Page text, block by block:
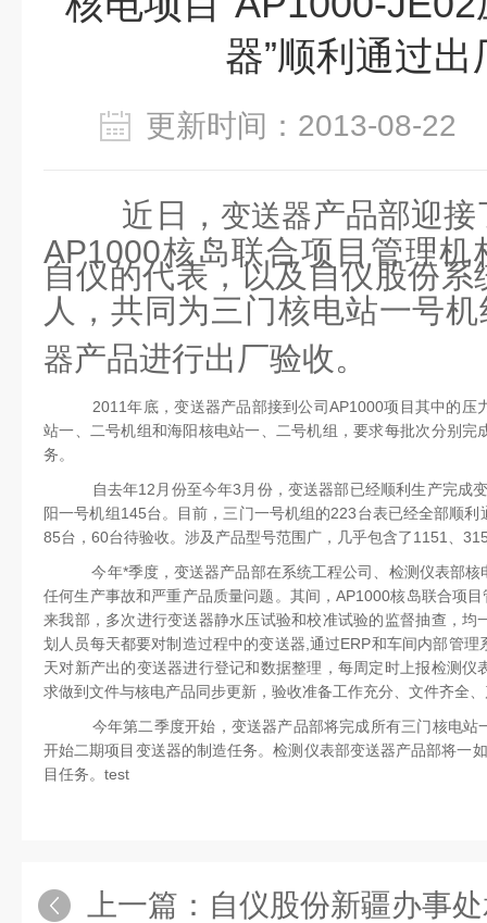
器”顺利通过出
更新时间：2013-08-
近日， 变送器产品部迎
AP1000核岛联合项目管理机
自仪的代表，以及自仪股份
人，共同为三门核电站一号
器产品进行出厂验收。
2011年底，变送器产品部接到公司AP1000项目其中的压
站一、二号机组和海阳核电站一、二号机组，要求每批次分别
务。
自去年12月份至今年3月份，变送器部已经顺利生产完成
阳一号机组145台。目前，三门一号机组的223台表已经全部顺
85台，60台待验收。涉及产品型号范围广，几乎包含了1151、
今年*季度，变送器产品部在系统工程公司、检测仪表部核
任何生产事故和严重产品质量问题。其间，AP1000核岛联合项
来我部，多次进行变送器静水压试验和校准试验的监督抽查，
划人员每天都要对制造过程中的变送器,通过ERP和车间内部管
天对新产出的变送器进行登记和数据整理，每周定时上报检测
求做到文件与核电产品同步更新，验收准备工作充分、文件齐全
今年第二季度开始，变送器产品部将完成所有三门核电站
开始二期项目变送器的制造任务。检测仪表部变送器产品部将一
目任务。test
上一篇： 自仪股份新疆办事处